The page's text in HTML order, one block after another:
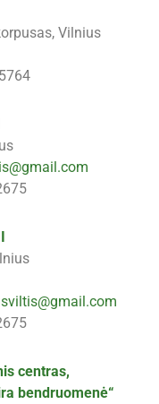
Vilnius
centras,
bendruomenė“